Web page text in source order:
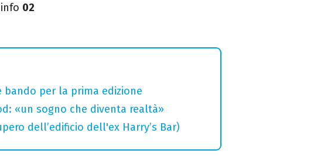
02
per la prima edizione
«un sogno che diventa realtà»
dell’edificio dell'ex Harry’s Bar)